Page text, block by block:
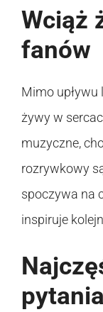
Wciąż
fanów
Mimo
żywy w
muzyczne,
rozrywkowy
spoczywa na
inspiruje
pytania